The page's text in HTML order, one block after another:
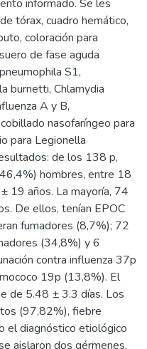
informado. Se les
tórax, cuadro hemático,
coloración para
de fase aguda
S1,
burnetti, Chlamydia
A y B,
nasofaríngeo para
para Legionella
de los 138 p,
hombres, entre 18
19 años. La mayoría, 74
De ellos, tenían EPOC
fumadores (8,7%); 72
(34,8%) y 6
contra influenza 37p
19p (13,8%). El
de 5.48 ± 3.3 días. Los
(97,82%), fiebre
el diagnóstico etiológico
aislaron dos gérmenes,